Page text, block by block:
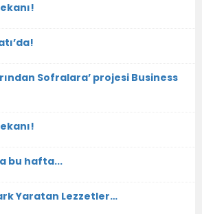
Sofralara’ projesi Business
bu hafta...
Yaratan Lezzetler…